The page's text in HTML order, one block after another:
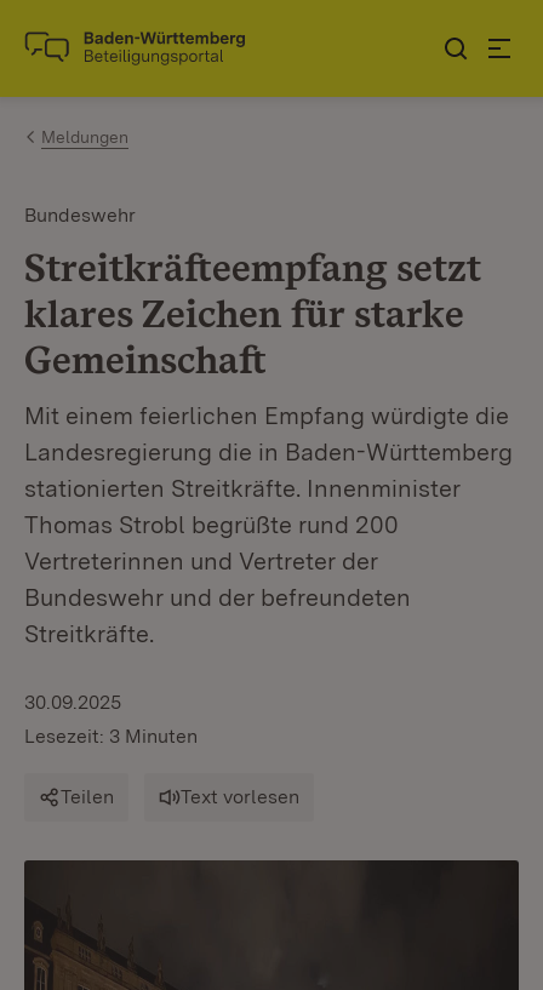
Zum Inhalt springen
Link zur Startseite
Meldungen
Bundeswehr
Streitkräfteempfang setzt
klares Zeichen für starke
Gemeinschaft
Mit einem feierlichen Empfang würdigte die
Landesregierung die in Baden-Württemberg
stationierten Streitkräfte. Innenminister
Thomas Strobl begrüßte rund 200
Vertreterinnen und Vertreter der
Bundeswehr und der befreundeten
Streitkräfte.
30.09.2025
Lesezeit: 3 Minuten
Teilen Text vorlesen